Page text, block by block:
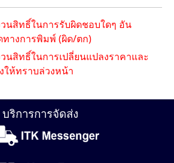
นสิทธิ์ในการรับผิดชอบใดๆ อัน
ทางการพิมพ์ (ผิด/ตก)
นสิทธิ์ในการเปลี่ยนแปลงราคาและ
ให้ทราบล่วงหน้า
บริการการจัดส่ง